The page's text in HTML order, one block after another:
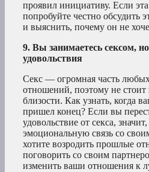
проявил инициативу. Если эта
попробуйте честно обсудить
и выяснить, почему он не
9. Вы занимаетесь сексом,
удовольствия
Секс — огромная часть
отношений, поэтому не стоит
близости. Как узнать, когда
пришел конец? Если вы
удовольствие от секса,
эмоциональную связь со
хотите возродить прошлые
поговорить со своим
изменить ваши отношения к